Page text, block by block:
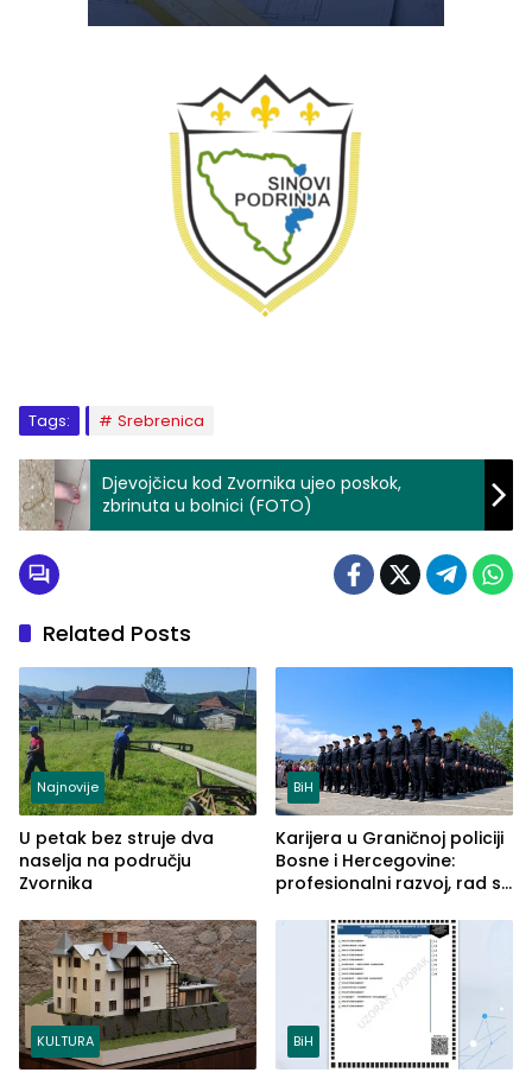
Tags: Srebrenica
Djevojčicu kod Zvornika ujeo poskok,
zbrinuta u bolnici (FOTO)
Related Posts
Najnovije
U petak bez struje dva
naselja na području
Zvornika
BiH
Karijera u Graničnoj policiji
Bosne i Hercegovine:
profesionalni razvoj, rad sa
služba građanima
KULTURA BiH